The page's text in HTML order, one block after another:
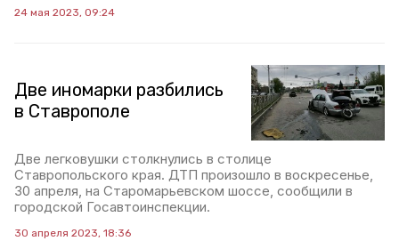
24 мая 2023, 09:24
Две иномарки разбились
в Ставрополе
Две легковушки столкнулись в столице
Ставропольского края. ДТП произошло в воскресенье,
30 апреля, на Старомарьевском шоссе, сообщили в
городской Госавтоинспекции.
30 апреля 2023, 18:36